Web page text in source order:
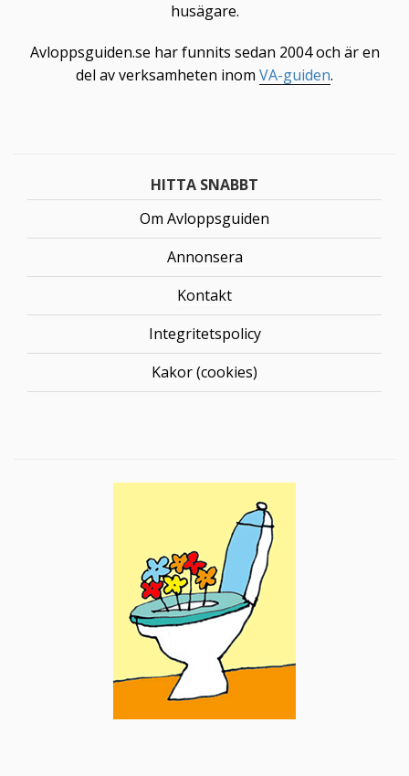
husägare.
Avloppsguiden.se har funnits sedan 2004 och är en
del av verksamheten inom VA-guiden.
HITTA SNABBT
Om Avloppsguiden
Annonsera
Kontakt
Integritetspolicy
Kakor (cookies)